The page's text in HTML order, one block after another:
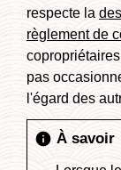
respecte la
règlement de
pas
l'égard des
info À savoir